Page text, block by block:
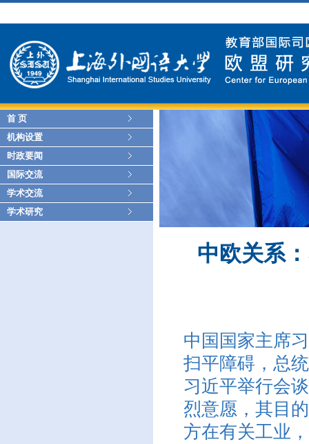
首 页
机构设置
时政要闻
国际交流
学术交流
学术研究
中欧关系
中国国家主席
扫平障碍，总
习近平举行会
烈意愿，其目
方在有关工业